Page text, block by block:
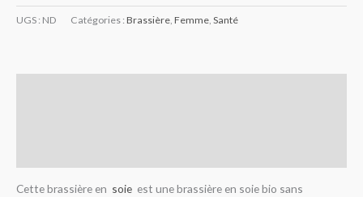
UGS : ND Catégories : Brassière Femme Santé
Cette brassière en soie est une brassière en soie bio sans